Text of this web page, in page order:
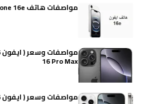
مواصفات هاتف iPhone 16e
16 Pro Max
مواصفات وسعر ( ايفون 16 برو ) iPhone 16 Pro